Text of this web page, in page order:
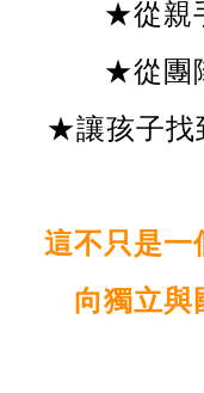
★從親
★從團
★讓孩子找
這不只是一
向獨立與